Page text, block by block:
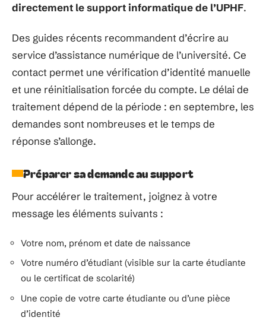
directement le support informatique de l’UPHF.
Des guides récents recommandent d’écrire au
service d’assistance numérique de l’université. Ce
contact permet une vérification d’identité manuelle
et une réinitialisation forcée du compte. Le délai de
traitement dépend de la période : en septembre, les
demandes sont nombreuses et le temps de
réponse s’allonge.
Préparer sa demande au support
Pour accélérer le traitement, joignez à votre
message les éléments suivants :
Votre nom, prénom et date de naissance
Votre numéro d’étudiant (visible sur la carte étudiante
ou le certificat de scolarité)
Une copie de votre carte étudiante ou d’une pièce
d’identité